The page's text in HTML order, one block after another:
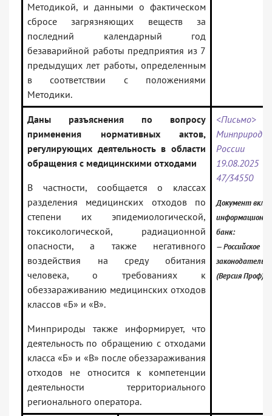
Методикой, и данными о фактическом
сбросе загрязняющих веществ за
последний календарный год
безаварийной работы предприятия из 7
предыдущих лет работы, определенным
в соответствии с положениями
Методики.
Даны разъяснения по вопросу
применения нормативных актов,
регулирующих деятельность в области
обращения с медицинскими отходами
В частности, сообщается о классах
разделения медицинских отходов по
степени их эпидемиологической,
токсикологической, радиационной
опасности, а также негативного
воздействия на среду обитания
человека, о требованиях к
обеззараживанию медицинских отходов
классов «Б» и «В».
Минприроды также информирует, что
деятельность по обращению с отходами
класса «Б» и «В» после обеззараживания
отходов не относится к компетенции
деятельности территориального
регионального оператора.
<Письмо>
Минприроды
России
19.08.2025
47/34550
Документ
банк:
— Российское
(Версия Проф)